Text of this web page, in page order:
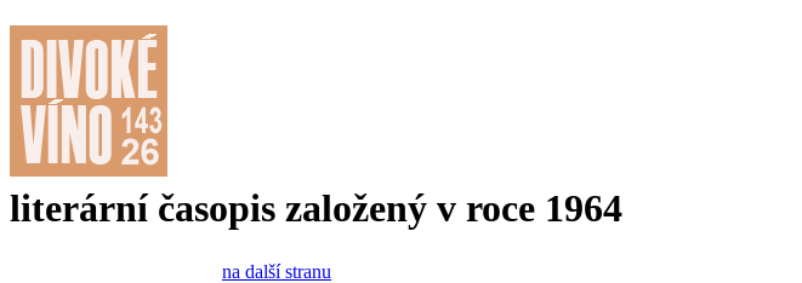
literární časopis založený v roce 1964
na další stranu